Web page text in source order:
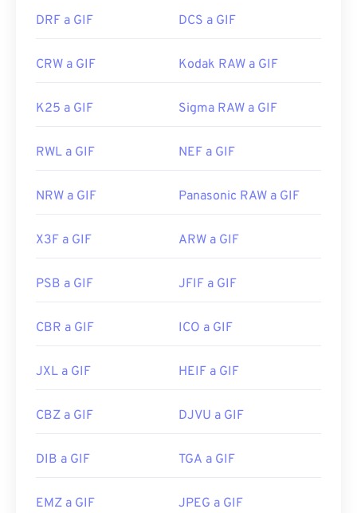
DRF a GIF DCS a GIF
CRW a GIF Kodak RAW a GIF
K25 a GIF Sigma RAW a GIF
RWL a GIF NEF a GIF
NRW a GIF Panasonic RAW a GIF
X3F a GIF ARW a GIF
PSB a GIF JFIF a GIF
CBR a GIF ICO a GIF
JXL a GIF HEIF a GIF
CBZ a GIF DJVU a GIF
DIB a GIF TGA a GIF
EMZ a GIF JPEG a GIF